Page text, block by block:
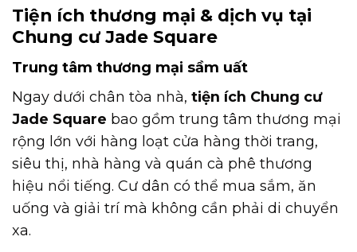
Tiện ích thương mại & dịch vụ tại
Chung cư Jade Square
Trung tâm thương mại sầm uất
Ngay dưới chân tòa nhà, tiện ích Chung cư
Jade Square bao gồm trung tâm thương mại
rộng lớn với hàng loạt cửa hàng thời trang,
siêu thị, nhà hàng và quán cà phê thương
hiệu nổi tiếng. Cư dân có thể mua sắm, ăn
uống và giải trí mà không cần phải di chuyển
xa.